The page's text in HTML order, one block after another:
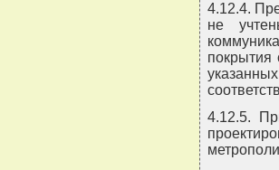
4.12.4.
не
покрытия
4.12.5.